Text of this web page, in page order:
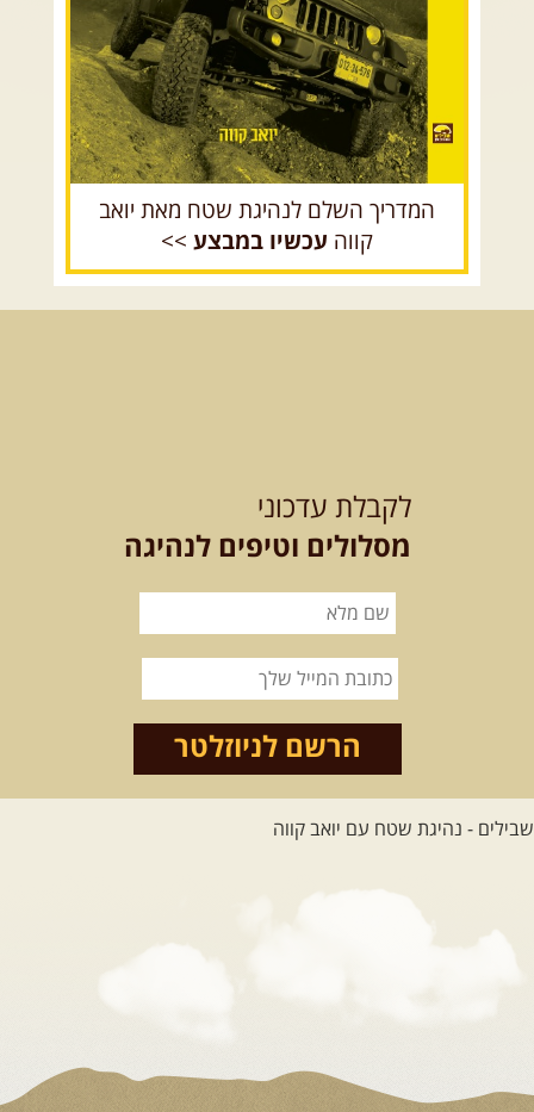
08.08.2026 שבת- חדש!
פסגות ומעיינות בגליל הירוק
נתחיל במקום קדוש ומיוחד – נבי
סבלאן בחורפיש, נמשיך בנסיעת ...
12.08.2026 רביעי- רכבי פנאי
למגוון רכבי שטח
בחרנו לילה מיוחד לטיול מיוחד!
השמיים יהיו נקיים, הכוכבים ...
שישי- מעיינות
ואתגרים בצפון הרמה
מסלול חדש בצפון רמת הגולן בהובלת
מדריך תושב האזור. המסלול ...
. מסעות בעולם
מסע שטח לאחת המדינות הפראיות
המדריך השלם לנהיגת שטח מאת יואב
קווה עכשיו במבצע >>
לקבלת עדכוני
מסלולים וטיפים לנהיגה
הרשם לניוזלטר